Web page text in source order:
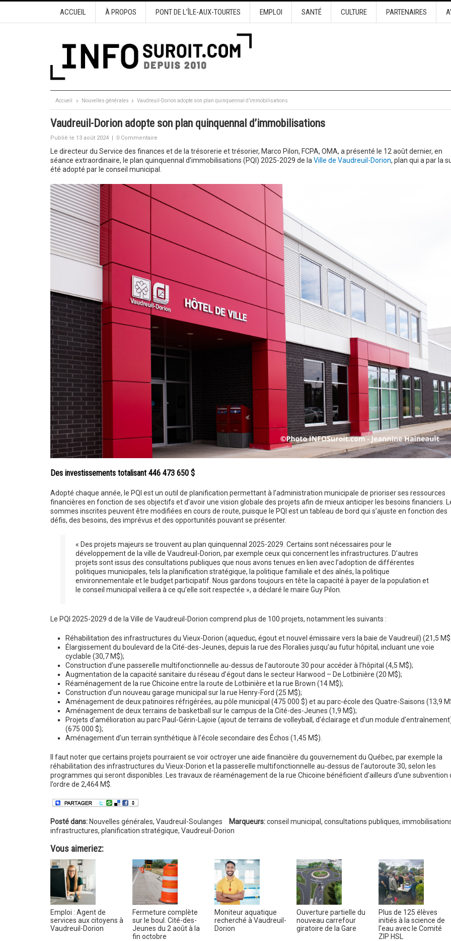
ACCUEIL À PROPOS PONT DE L’ÎLE-AUX-TOURTES EMPLOI SANTÉ CULTURE PARTENAIRES
Accueil Nouvelles générales Vaudreuil-Dorion adopte son plan quinquennal d’immobilisations
Vaudreuil-Dorion adopte son plan quinquennal d’immobilisations
Publié le 13 août 2024 | 0 Commentaire
Le directeur du Service des finances et de la trésorerie et trésorier, Marco Pilon, FCPA, OMA, a présenté le 12 août dernier, en
séance extraordinaire, le plan quinquennal d’immobilisations (PQI) 2025-2029 de la Ville de Vaudreuil-Dorion, plan qui a par la
été adopté par le conseil municipal.
Des investissements totalisant 446 473 650 $
Adopté chaque année, le PQI est un outil de planification permettant à l’administration municipale de prioriser ses ressources
financières en fonction de ses objectifs et d’avoir une vision globale des projets afin de mieux anticiper les besoins financiers.
sommes inscrites peuvent être modifiées en cours de route, puisque le PQI est un tableau de bord qui s’ajuste en fonction des
défis, des besoins, des imprévus et des opportunités pouvant se présenter.
« Des projets majeurs se trouvent au plan quinquennal 2025-2029. Certains sont nécessaires pour le
développement de la ville de Vaudreuil-Dorion, par exemple ceux qui concernent les infrastructures. D’autres
projets sont issus des consultations publiques que nous avons tenues en lien avec l’adoption de différentes
politiques municipales, tels la planification stratégique, la politique familiale et des aînés, la politique
environnementale et le budget participatif. Nous gardons toujours en tête la capacité à payer de la population et
le conseil municipal veillera à ce qu’elle soit respectée », a déclaré le maire Guy Pilon.
Le PQI 2025-2029 d de la Ville de Vaudreuil-Dorion comprend plus de 100 projets, notamment les suivants :
Réhabilitation des infrastructures du Vieux-Dorion (aqueduc, égout et nouvel émissaire vers la baie de Vaudreuil) (21,5
Élargissement du boulevard de la Cité-des-Jeunes, depuis la rue des Floralies jusqu’au futur hôpital, incluant une voie
cyclable (30,7 M$);
Construction d’une passerelle multifonctionnelle au-dessus de l’autoroute 30 pour accéder à l’hôpital (4,5 M$);
Augmentation de la capacité sanitaire du réseau d’égout dans le secteur Harwood – De Lotbinière (20 M$);
Réaménagement de la rue Chicoine entre la route de Lotbinière et la rue Brown (14 M$);
Construction d’un nouveau garage municipal sur la rue Henry-Ford (25 M$);
Aménagement de deux patinoires réfrigérées, au pôle municipal (475 000 $) et au parc-école des Quatre-Saisons (13,9
Aménagement de deux terrains de basketball sur le campus de la Cité-des-Jeunes (1,9 M$);
Projets d’amélioration au parc Paul-Gérin-Lajoie (ajout de terrains de volleyball, d’éclairage et d’un module
(675 000 $);
Aménagement d’un terrain synthétique à l’école secondaire des Échos (1,45 M$).
Il faut noter que certains projets pourraient se voir octroyer une aide financière du gouvernement du Québec, par exemple la
réhabilitation des infrastructures du Vieux-Dorion et la passerelle multifonctionnelle au-dessus de l’autoroute 30, selon les
programmes qui seront disponibles. Les travaux de réaménagement de la rue Chicoine bénéficient d’ailleurs d’une subvention
l’ordre de 2,464 M$.
Posté dans:Nouvelles générales, Vaudreuil-Soulanges Marqueurs: conseil municipal, consultations publiques,
infrastructures, planification stratégique, Vaudreuil-Dorion
Vous aimeriez:
Emploi : Agent de
services aux citoyens à
Vaudreuil-Dorion
Fermeture complète
sur le boul. Cité-des-
Jeunes du 2 août à la
fin octobre
Moniteur aquatique
recherché à Vaudreuil-
Dorion
Ouverture partielle du
nouveau carrefour
giratoire de la Gare
Plus de 125 élèves
initiés à la science de
l’eau avec le Comité
ZIP HSL